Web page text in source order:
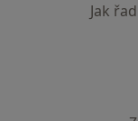
Jak